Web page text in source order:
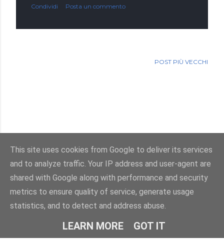
Condividi Posta un commento
POST PIÙ VECCHI
Powered by Blogger
Immagini dei temi dienot-poloskun
© Salvatore Di Dio 2013-2026.Tutti i diritti sono riservati
This site uses cookies from Google to deliver its services
and to analyze traffic. Your IP address and user-agent are
shared with Google along with performance and security
metrics to ensure quality of service, generate usage
statistics, and to detect and address abuse.
LEARN MORE GOT IT